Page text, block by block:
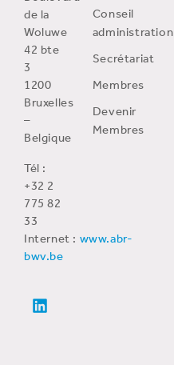
de la
Woluwe
42 bte
3
1200
Bruxelles
–
Belgique
Tél :
+32 2
775 82
33
Internet : www.abr-
bwv.be
Conseil
administration
Secrétariat
Membres
Devenir
Membres